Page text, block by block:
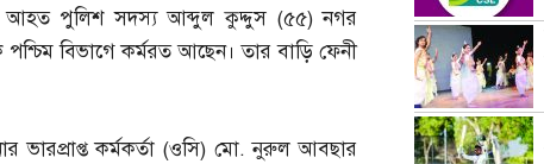
আহত পুলিশ সদস্য আব্দুল কুদ্দুস (৫৫)নগর
পশ্চিম বিভাগে কর্মরত আছেন। তার বাড়ি ফেনী
ভারপ্রাপ্ত কর্মকর্তা (ওসি) মো.নুরুল আবছার